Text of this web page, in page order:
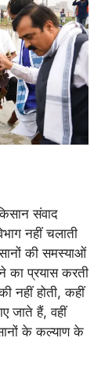
संवाद
नहीं चलाती
की समस्याओं
का प्रयास करती
नहीं होती, कहीं
जाते हैं, वहीं
के कल्याण के